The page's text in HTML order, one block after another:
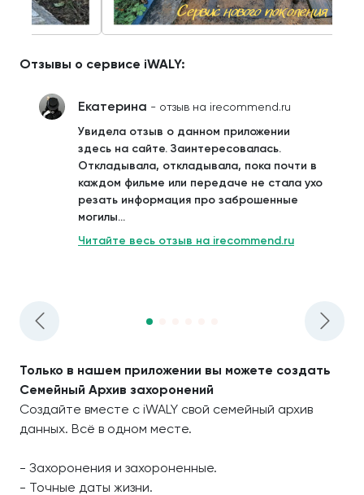
Отзывы о сервисе iWALY:
Екатерина - отзыв на irecommend.ru
Увидела отзыв о данном приложении
здесь на сайте. Заинтересовалась.
Откладывала, откладывала, пока почти в
каждом фильме или передаче не стала ухо
резать информация про заброшенные
могилы...
Читайте весь отзыв на irecommend.ru
Только в нашем приложении вы можете создать
Семейный Архив захоронений
Создайте вместе с iWALY свой семейный архив
данных. Всё в одном месте.
- Захоронения и захороненные.
- Точные даты жизни.